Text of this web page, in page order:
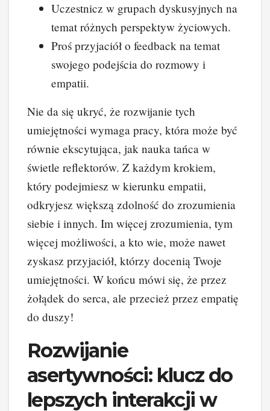
Uczestnicz w grupach dyskusyjnych na
temat różnych perspektyw życiowych.
Proś przyjaciół o feedback na temat
swojego podejścia do rozmowy i
empatii.
Nie da się ukryć, że rozwijanie tych
umiejętności wymaga pracy, która może być
równie ekscytująca, jak nauka tańca w
świetle reflektorów. Z każdym krokiem,
który podejmiesz w kierunku empatii,
odkryjesz większą zdolność do zrozumienia
siebie i innych. Im więcej zrozumienia, tym
więcej możliwości, a kto wie, może nawet
zyskasz przyjaciół, którzy docenią Twoje
umiejętności. W końcu mówi się, że przez
żołądek do serca, ale przecież przez empatię
do duszy!
Rozwijanie
asertywności: klucz do
lepszych interakcji w